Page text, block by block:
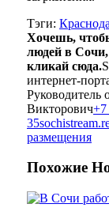
Тэги:
Хочешь,
людей в Сочи,
кликай сюда.
интернет-
Руководитель
Викторович+7
35
размещения
Похожие